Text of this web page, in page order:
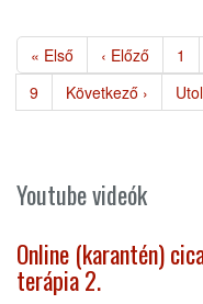
Oldalszámozás
Első
oldal
« Első
Előző
oldal
‹ Előző Page
1
Page
9
Következő
oldal
Következő ›
Youtube videók
Online (karantén)
terápia 2.